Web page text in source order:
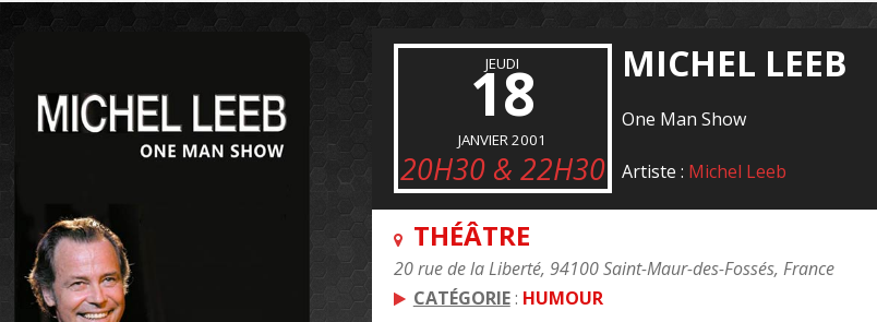
JEUDI
18
JANVIER 2001
20H30 & 22H30
MICHEL LEEB
One Man Show
Artiste : Michel Leeb
THÉÂTRE
20 rue de la Liberté, 94100 Saint-Maur-des-Fossés, France
CATÉGORIE: HUMOUR